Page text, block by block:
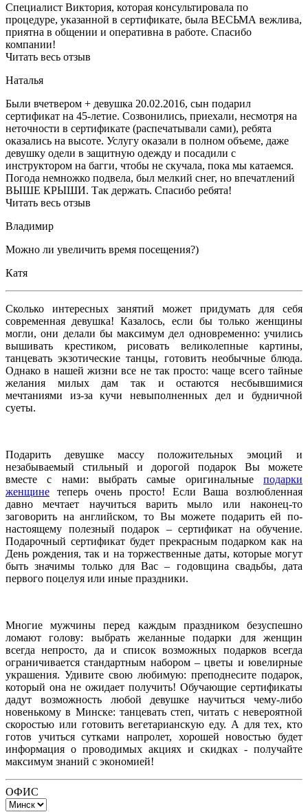
Специалист Виктория, которая консультировала по
процедуре, указанной в сертификате, была ВЕСЬМА вежлива,
приятна в общении и оперативна в работе. Спасибо
компании!
Читать весь отзыв
Наталья
Были вчетвером + девушка 20.02.2016, сын подарил
сертификат на 45-летие. Созвонились, приехали, несмотря на
неточности в сертификате (распечатывали сами), ребята
оказались на высоте. Услугу оказали в полном объеме, даже
девушку одели в защитную одежду и посадили с
инструктором на багги, чтобы не скучала, пока мы катаемся.
Погода немножко подвела, был мелкий снег, но впечатлений
ВЫШЕ КРЫШИ. Так держать. Спасибо ребята!
Читать весь отзыв
Владимир
Можно ли увеличить время посещения?)
Катя
Сколько интересных занятий может придумать для себя
современная девушка! Казалось, если бы только женщины
могли, они делали бы максимум дел одновременно: учились
вышивать крестиком, рисовать великолепные картины,
танцевать экзотические танцы, готовить необычные блюда.
Однако в нашей жизни все не так просто: чаще всего тайные
желания милых дам так и остаются несбывшимися
мечтаниями из-за кучи невыполненных дел и будничной
суеты.
Подарить девушке массу положительных эмоций и
незабываемый стильный и дорогой подарок Вы можете
вместе с нами: выбрать самые оригинальные подарки
женщине теперь очень просто! Если Ваша возлюбленная
давно мечтает научиться варить мыло или наконец-то
заговорить на английском, то Вы можете подарить ей по-
настоящему полезный подарок – сертификат на обучение.
Подарочный сертификат будет прекрасным подарком как на
День рождения, так и на торжественные даты, которые могут
быть значимы только для Вас – годовщина свадьбы, дата
первого поцелуя или иные праздники.
Многие мужчины перед каждым праздником безуспешно
ломают голову: выбрать желанные подарки для женщин
всегда непросто, да и список возможных подарков всегда
ограничивается стандартным набором – цветы и ювелирные
украшения. Удивите свою любимую: преподнесите подарок,
который она не ожидает получить! Обучающие сертификаты
дадут возможность любой девушке научиться чему-либо
новенькому в Минске: танцевать степ, читать с невероятной
скоростью или готовить вегетарианскую еду. А для тех, кто
готов учиться сутками напролет, хорошей новостью будет
информация о проводимых акциях и скидках - получайте
максимум знаний с экономией!
ОФИС